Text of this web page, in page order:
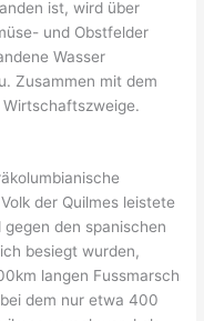
ist, wird über
und Obstfelder
Wasser
Zusammen mit dem
der Quilmes leistete
den spanischen
besiegt wurden,
langen Fussmarsch
dem nur etwa 400